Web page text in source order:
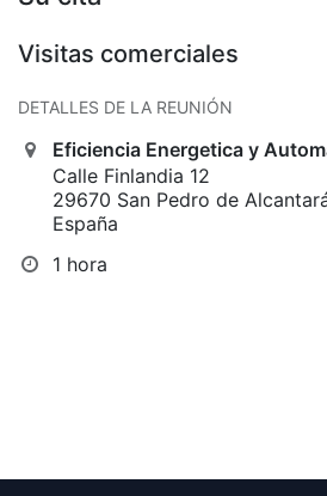
Visitas comerciales
DETALLES DE LA REUNIÓN
Eficiencia Energetica y
Calle Finlandia 12
29670 San Pedro de
España
1 hora